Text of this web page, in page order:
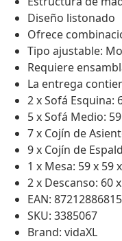
Diseño listonado
Ofrece
Tipo ajustable:
Requiere
La entrega
2 x Sofá Esquina:
5 x Sofá Medio:
7 x Cojín de
9 x Cojín de
1 x Mesa: 59 x 59
2 x Descanso: 60
EAN:
SKU: 3385067
Brand: vidaXL